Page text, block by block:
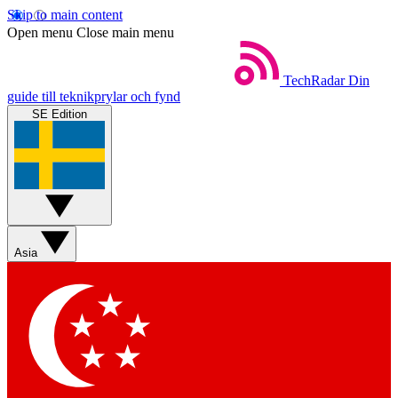
Skip to main content
Open menu Close main menu
TechRadar Din
guide till teknikprylar och fynd
SE Edition
Asia